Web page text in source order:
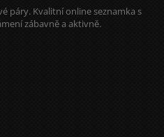
páry. Kvalitní online seznamka s
zábavně a aktivně.